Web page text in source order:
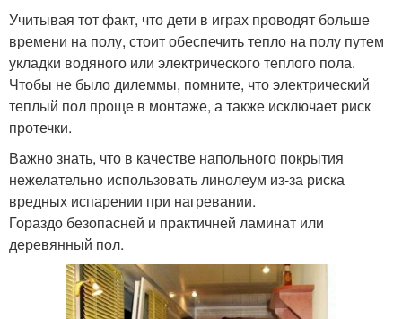
Учитывая тот факт, что дети в играх проводят больше
времени на полу, стоит обеспечить тепло на полу путем
укладки водяного или электрического теплого пола.
Чтобы не было дилеммы, помните, что электрический
теплый пол проще в монтаже, а также исключает риск
протечки.
Важно знать, что в качестве напольного покрытия
нежелательно использовать линолеум из-за риска
вредных испарении при нагревании.
Гораздо безопасней и практичней ламинат или
деревянный пол.